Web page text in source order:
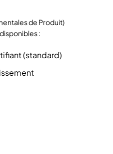
de Produit)
:
(standard)